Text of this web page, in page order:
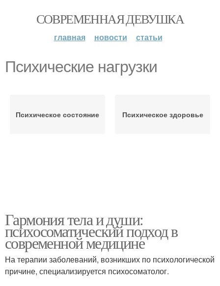
СОВРЕМЕННАЯ ДЕВУШКА
главная новости статьи
Психические нагрузки
Психическое состояние Психическое здоровье
Гармония тела и души:
психосоматический подход в
современной медицине
На терапии заболеваний, возникших по психологической
причине, специализируется психосоматолог.